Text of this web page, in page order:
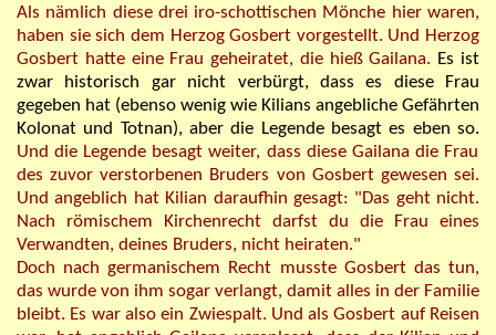
Als nämlich diese drei iro-schottischen Mönche hier waren,
haben sie sich dem Herzog Gosbert vorgestellt. Und Herzog
Gosbert hatte eine Frau geheiratet, die hieß Gailana. Es ist
zwar historisch gar nicht verbürgt, dass es diese Frau
gegeben hat (ebenso wenig wie Kilians angebliche Gefährten
Kolonat und Totnan), aber die Legende besagt es eben so.
Und die Legende besagt weiter, dass diese Gailana die Frau
des zuvor verstorbenen Bruders von Gosbert gewesen sei.
Und angeblich hat Kilian daraufhin gesagt: "Das geht nicht.
Nach römischem Kirchenrecht darfst du die Frau eines
Verwandten, deines Bruders, nicht heiraten."
Doch nach germanischem Recht musste Gosbert das tun,
das wurde von ihm sogar verlangt, damit alles in der Familie
bleibt. Es war also ein Zwiespalt. Und als Gosbert auf Reisen